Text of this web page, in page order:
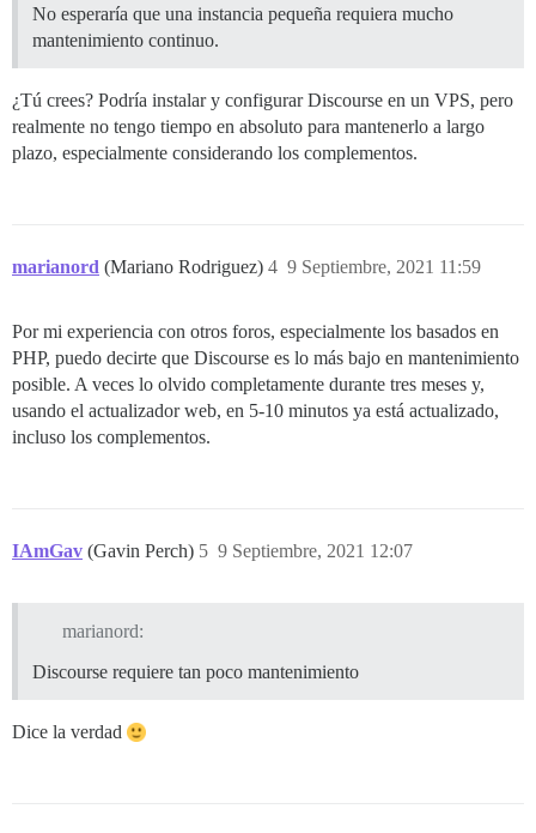
No esperaría que una instancia pequeña requiera mucho
mantenimiento continuo.
¿Tú crees? Podría instalar y configurar Discourse en un VPS, pero
realmente no tengo tiempo en absoluto para mantenerlo a largo
plazo, especialmente considerando los complementos.
marianord (Mariano Rodriguez) 9 Septiembre, 2021 11:59
4
Por mi experiencia con otros foros, especialmente los basados en
PHP, puedo decirte que Discourse es lo más bajo en mantenimiento
posible. A veces lo olvido completamente durante tres meses y,
usando el actualizador web, en 5-10 minutos ya está actualizado,
incluso los complementos.
IAmGav (Gavin Perch) 9 Septiembre, 2021 12:07
5
marianord:
Discourse requiere tan poco mantenimiento
Dice la verdad